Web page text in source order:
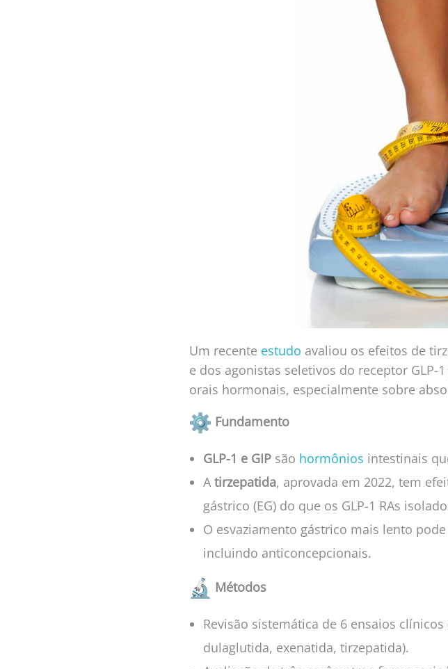
Um recente estudo avaliou os efeitos de
e dos agonistas seletivos do receptor GLP-
orais hormonais, especialmente sobre
Fundamento
GLP-1 e GIPsão hormônios intestinais
A tirzepatida, aprovada em 2022, tem
gástrico (EG) do que os GLP-1 RAs
O esvaziamento gástrico mais lento
incluindo anticoncepcionais.
Métodos
Revisão sistemática de 6 ensaios
dulaglutida, exenatida, tirzepatida).